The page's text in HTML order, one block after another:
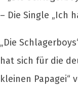
– Die Single „Ich
„Die
hat sich für die
kleinen Papagei“